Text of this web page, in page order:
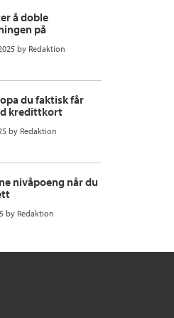
å doble
på
by Redaktion
du faktisk får
kredittkort
by Redaktion
nivåpoeng når du
by Redaktion